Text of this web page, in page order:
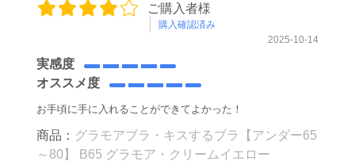
ご購入者様
購入確認済み
2025-10-14
実感度
オススメ度
お手頃に手に入れることができてよかった！
商品： グラモアブラ・キスするブラ【アンダー65
～80】 B65 グラモア・クリームイエロー